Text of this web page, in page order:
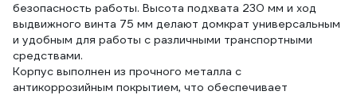
безопасность работы. Высота подхвата 230 мм и ход
выдвижного винта 75 мм делают домкрат универсальным
и удобным для работы с различными транспортными
средствами.
Корпус выполнен из прочного металла с
антикоррозийным покрытием, что обеспечивает